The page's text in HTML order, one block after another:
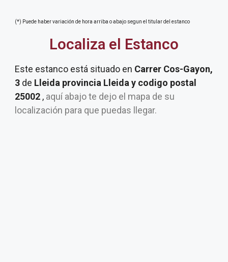
(*) Puede haber variación de hora arriba o abajo segun el titular del estanco
Localiza el Estanco
Este estanco está situado en Carrer Cos-Gayon,
3 de Lleida provincia Lleida y codigo postal
25002 , aquí abajo te dejo el mapa de su
localización para que puedas llegar.